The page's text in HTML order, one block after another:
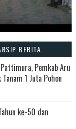
BERITA
Pemkab Aru
1 Juta Pohon
ke-50 dan